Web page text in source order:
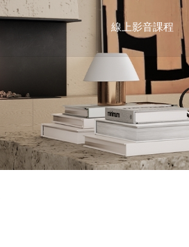
線上影音課程